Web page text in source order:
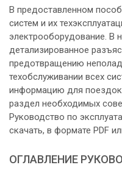
В предоставленном
систем и их
электрооборудование. В
детализированное
предотвращению
техобслуживании всех
информацию для
раздел необходимых
Руководство по
скачать, в формате PDF
ОГЛАВЛЕНИЕ